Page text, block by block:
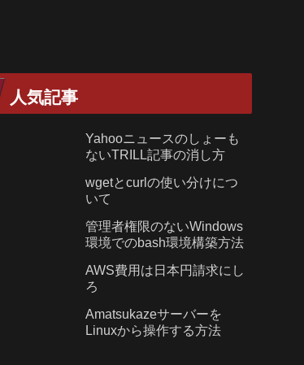
人気記事
Yahooニュースのしょーも
ないTRILL記事の消し方
wgetとcurlの使い分けにつ
いて
管理者権限のないWindows
環境でのbash環境構築方法
AWS費用は日本円請求にし
ろ
Amatsukazeサーバーを
Linuxから操作する方法